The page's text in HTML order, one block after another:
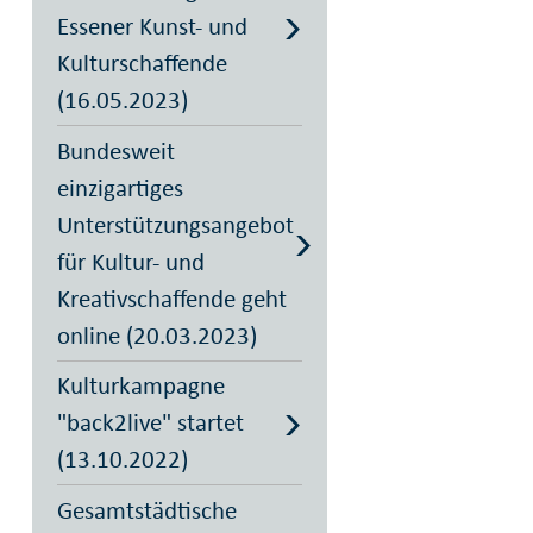
Essener Kunst- und
Kulturschaffende
(16.05.2023)
Bundesweit
einzigartiges
Unterstützungsangebot
für Kultur- und
Kreativschaffende geht
online (20.03.2023)
Kulturkampagne
"back2live" startet
(13.10.2022)
Gesamtstädtische